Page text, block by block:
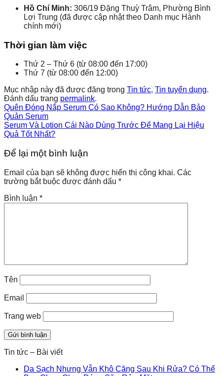
Hồ Chí Minh: 306/19 Đặng Thuỳ Trâm, Phường Bình
Lợi Trung (đã được cập nhật theo Danh mục Hành
chính mới)
Thời gian làm việc
Thứ 2 – Thứ 6 (từ 08:00 đến 17:00)
Thứ 7 (từ 08:00 đến 12:00)
Mục nhập này đã được đăng trong Tin tức, Tin tuyển dụng.
Đánh dấu trang permalink.
Quên Đóng Nắp Serum Có Sao Không? Hướng Dẫn Bảo
Quản Serum
Serum Và Lotion Cái Nào Dùng Trước Để Mang Lại Hiệu
Quả Tốt Nhất?
Để lại một bình luận
Email của bạn sẽ không được hiển thị công khai. Các
trường bắt buộc được đánh dấu *
Bình luận *
Tên
Email
Trang web
Tin tức – Bài viết
Da Sạch Nhưng Vẫn Khô Căng Sau Khi Rửa? Có Thể